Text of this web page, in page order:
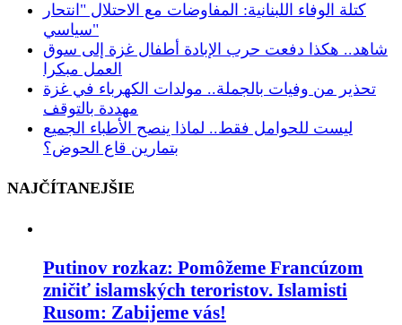
كتلة الوفاء اللبنانية: المفاوضات مع الاحتلال "انتحار
سياسي"
شاهد.. هكذا دفعت حرب الإبادة أطفال غزة إلى سوق
العمل مبكرا
تحذير من وفيات بالجملة.. مولدات الكهرباء في غزة
مهددة بالتوقف
ليست للحوامل فقط.. لماذا ينصح الأطباء الجميع
بتمارين قاع الحوض؟
NAJČÍTANEJŠIE
Putinov rozkaz: Pomôžeme Francúzom
zničiť islamských teroristov. Islamisti
Rusom: Zabijeme vás!